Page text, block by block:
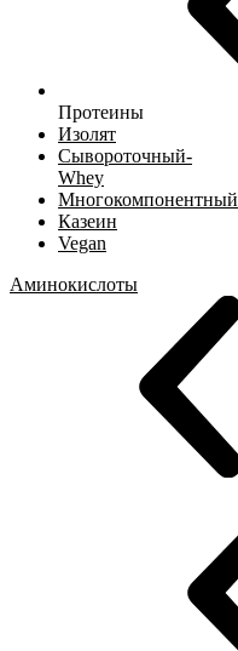
Протеины
Изолят
Сывороточный-
Whey
Многокомпонентный
Казеин
Vegan
Аминокислоты